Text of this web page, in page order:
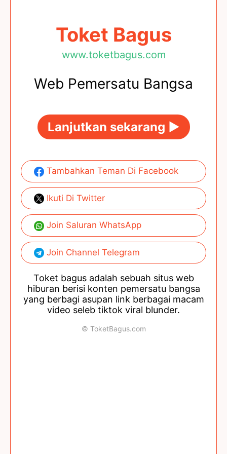
Toket Bagus
www.toketbagus.com
Web Pemersatu Bangsa
Lanjutkan sekarang ►
Tambahkan Teman Di Facebook
Ikuti Di Twitter
Join Saluran WhatsApp
Join Channel Telegram
Toket bagus adalah sebuah situs web
hiburan berisi konten pemersatu bangsa
yang berbagi asupan link berbagai macam
video seleb tiktok viral blunder.
© ToketBagus.com